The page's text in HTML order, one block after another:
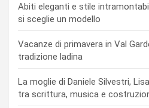
Abiti eleganti e stile
si sceglie un modello
Vacanze di primavera in Val
tradizione ladina
La moglie di Daniele Silvestri,
tra scrittura, musica e